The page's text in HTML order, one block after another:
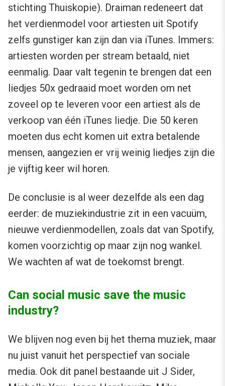
stichting Thuiskopie). Draiman redeneert dat
het verdienmodel voor artiesten uit Spotify
zelfs gunstiger kan zijn dan via iTunes. Immers:
artiesten worden per stream betaald, niet
eenmalig. Daar valt tegenin te brengen dat een
liedjes 50x gedraaid moet worden om net
zoveel op te leveren voor een artiest als de
verkoop van één iTunes liedje. Die 50 keren
moeten dus echt komen uit extra betalende
mensen, aangezien er vrij weinig liedjes zijn die
je vijftig keer wil horen.
De conclusie is al weer dezelfde als een dag
eerder: de muziekindustrie zit in een vacuüm,
nieuwe verdienmodellen, zoals dat van Spotify,
komen voorzichtig op maar zijn nog wankel.
We wachten af wat de toekomst brengt.
Can social music save the music
industry?
We blijven nog even bij het thema muziek, maar
nu juist vanuit het perspectief van sociale
media. Ook dit panel bestaande uit J Sider,